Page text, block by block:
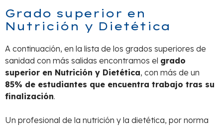
Grado superior en
Nutrición y Dietética
A continuación, en la lista de los grados superiores de
sanidad con más salidas encontramos el grado
superior en Nutrición y Dietética, con más de un
85% de estudiantes que encuentra trabajo tras su
finalización.
Un profesional de la nutrición y la dietética, por norma